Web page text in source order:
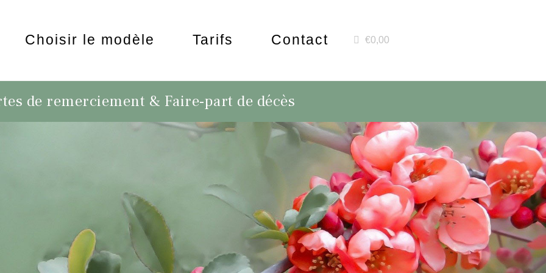
Choisir le modèle Tarifs Contact €0,00
de remerciement & Faire-part de décès